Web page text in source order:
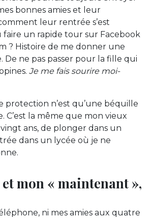
bonnes amies et leur
leur rentrée s’est
faire un rapide tour sur Facebook
? Histoire de me donner une
De ne pas passer pour la fille qui
Je me fais sourire moi-
protection n’est qu’une béquille
C’est la même que mon vieux
ans, de plonger dans un
dans un lycée où je ne
mon « maintenant »,
ni mes amies aux quatre